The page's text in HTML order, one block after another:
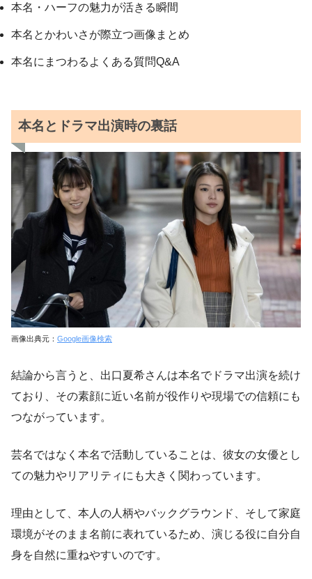
本名・ハーフの魅力が活きる瞬間
本名とかわいさが際立つ画像まとめ
本名にまつわるよくある質問Q&A
本名とドラマ出演時の裏話
画像出典元： Google画像検索
結論から言うと、出口夏希さんは本名でドラマ出演を続け
ており、その素顔に近い名前が役作りや現場での信頼にも
つながっています。
芸名ではなく本名で活動していることは、彼女の女優とし
ての魅力やリアリティにも大きく関わっています。
理由として、本人の人柄やバックグラウンド、そして家庭
環境がそのまま名前に表れているため、演じる役に自分自
身を自然に重ねやすいのです。